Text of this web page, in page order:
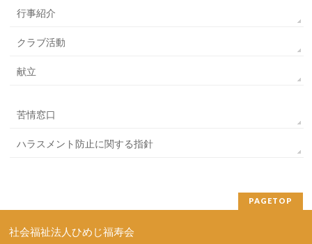
行事紹介
クラブ活動
献立
苦情窓口
ハラスメント防止に関する指針
PAGETOP
社会福祉法人ひめじ福寿会